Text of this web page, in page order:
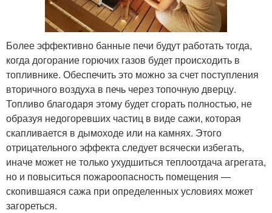
Более эффективно банные печи будут работать тогда,
когда догорание горючих газов будет происходить в
топливнике. Обеспечить это можно за счет поступления
вторичного воздуха в печь через топочную дверцу.
Топливо благодаря этому будет сгорать полностью, не
образуя недогоревших частиц в виде сажи, которая
скапливается в дымоходе или на камнях. Этого
отрицательного эффекта следует всячески избегать,
иначе может не только ухудшиться теплоотдача агрегата,
но и повыситься пожароопасность помещения —
скопившаяся сажа при определенных условиях может
загореться.